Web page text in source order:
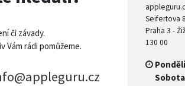
či závady.
Vám rádi pomůžeme.
Seifertova
Praha 3 -
130 00
Sobota